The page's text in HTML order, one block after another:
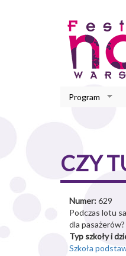
Program
CZY
Numer:629
Podczas lotu
dla
Typ szkoły i
Szkoła